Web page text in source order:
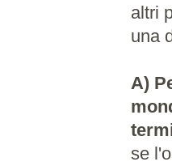
altri
una
A)
se